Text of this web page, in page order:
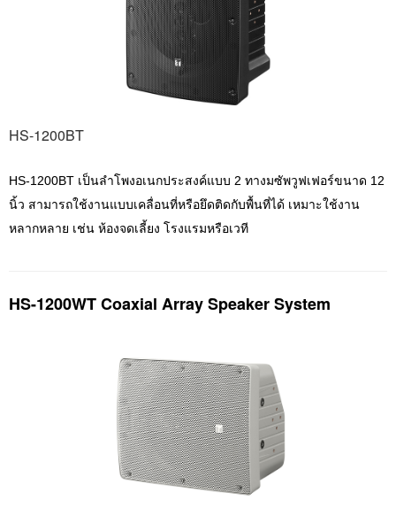
HS-1200BT
HS-1200BT เป็นลำโพงอเนกประสงค์แบบ 2 ทางมซัพวูฟเฟอร์ขนาด 12
นิ้ว สามารถใช้งานแบบเคลื่อนที่หรือยึดติดกับพื้นที่ได้ เหมาะใช้งาน
หลากหลาย เช่น ห้องจดเลี้ยง โรงแรมหรือเวที
HS-1200WT Coaxial Array Speaker System